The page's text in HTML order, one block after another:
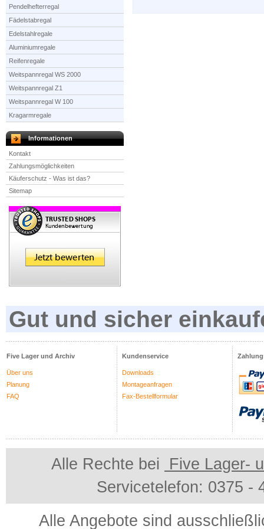
Pendelhefterregal
Fädelstabregal
Edelstahlregale
Aluminiumregale
Reifenregale
Weitspannregal WS 2000
Weitspannregal Z1
Weitspannregal W 100
Kragarmregale
Informationen
Kontakt
Zahlungsmöglichkeiten
Käuferschutz - Was ist das?
Sitemap
Gut und sicher
Five Lager und Archiv
Über uns
Planung
FAQ
Kundenservice
Downloads
Montageanfragen
Fax-Bestellformular
Alle Rechte bei
Five Lager-
Servicetelefon: 0375 -
Alle Angebote sind